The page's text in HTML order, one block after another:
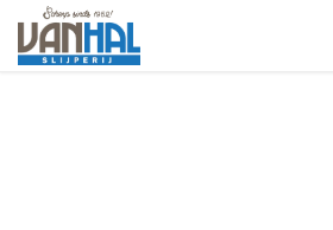
Online slijpservice